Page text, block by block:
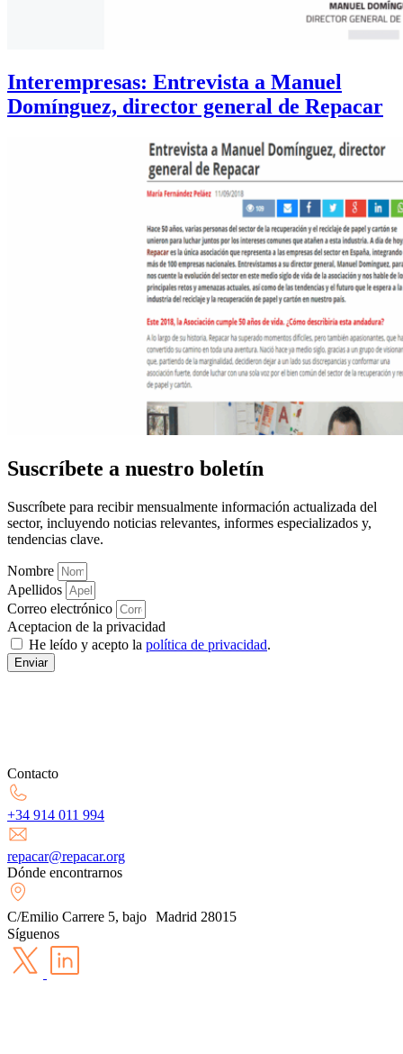
Interempresas: Entrevista a Manuel
Domínguez, director general de Repacar
Suscríbete a nuestro boletín
Suscríbete para recibir mensualmente información actualizada del
sector, incluyendo noticias relevantes, informes especializados y,
tendencias clave.
Nombre
Apellidos
Correo electrónico
Aceptacion de la privacidad
He leído y acepto la política de privacidad.
Enviar
Contacto
+34 914 011 994
repacar@repacar.org
Dónde encontrarnos
C/Emilio Carrere 5, bajo Madrid 28015
Síguenos